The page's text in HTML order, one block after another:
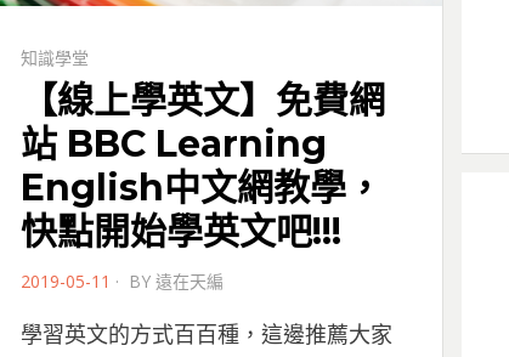
知識學堂
【線上學英文】免費網
站 BBC Learning
English中文網教學，
快點開始學英文吧!!!
POSTED
2019-05-11 BY 遠在天編
學習英文的方式百百種，這邊推薦大家